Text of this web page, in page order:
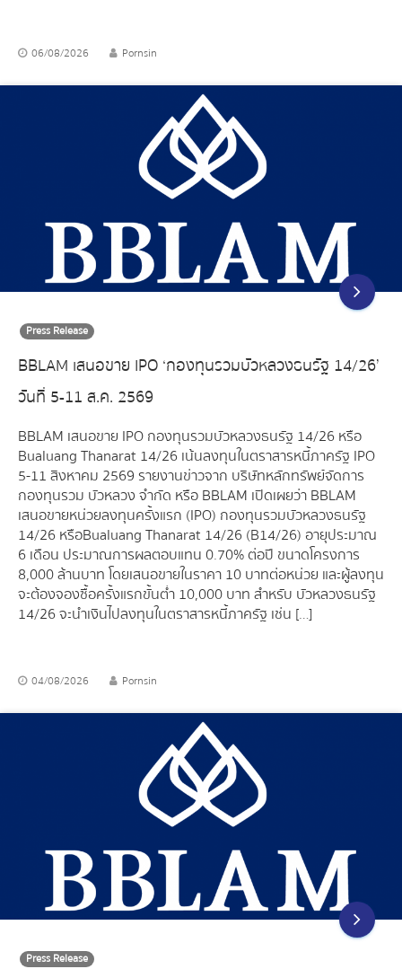
06/08/2026 Pornsin
Press Release
BBLAM เสนอขาย IPO ‘กองทุนรวมบัวหลวงธนรัฐ 14/26’
วันที่ 5-11 ส.ค. 2569
BBLAM เสนอขาย IPO กองทุนรวมบัวหลวงธนรัฐ 14/26 หรือ
Bualuang Thanarat 14/26 เน้นลงทุนในตราสารหนี้ภาครัฐ IPO
5-11 สิงหาคม 2569 รายงานข่าวจาก บริษัทหลักทรัพย์จัดการ
กองทุนรวม บัวหลวง จำกัด หรือ BBLAM เปิดเผยว่า BBLAM
เสนอขายหน่วยลงทุนครั้งแรก (IPO) กองทุนรวมบัวหลวงธนรัฐ
14/26 หรือBualuang Thanarat 14/26 (B14/26) อายุประมาณ
6 เดือน ประมาณการผลตอบแทน 0.70% ต่อปี ขนาดโครงการ
8,000 ล้านบาท โดยเสนอขายในราคา 10 บาทต่อหน่วย และผู้ลงทุน
จะต้องจองซื้อครั้งแรกขั้นต่ำ 10,000 บาท สำหรับ บัวหลวงธนรัฐ
14/26 จะนำเงินไปลงทุนในตราสารหนี้ภาครัฐ เช่น […]
04/08/2026 Pornsin
Press Release